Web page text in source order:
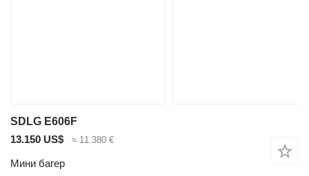
SDLG E606F
13.150 US$
≈ 11.380 €
Мини багер